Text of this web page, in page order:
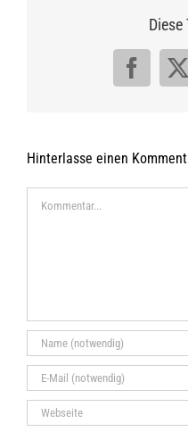
Diese
X
Hinterlasse einen
Kommentar